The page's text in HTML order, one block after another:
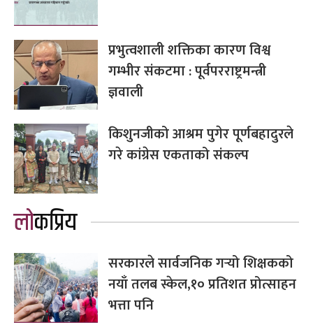
प्रभुत्वशाली शक्तिका कारण विश्व
गम्भीर संकटमा : पूर्वपरराष्ट्रमन्त्री
ज्ञवाली
किशुनजीको आश्रम पुगेर पूर्णबहादुरले
गरे कांग्रेस एकताको संकल्प
लोकप्रिय
सरकारले सार्वजनिक गर्‍यो शिक्षकको
नयाँ तलब स्केल,१० प्रतिशत प्रोत्साहन
भत्ता पनि